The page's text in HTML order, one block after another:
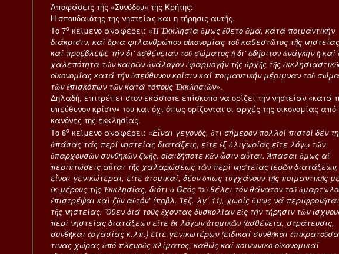
Αποφάσεις της «Συνόδου» της Κρήτης:
Η σπουδαιότης της νηστείας και η τήρησις αυτής.
Το 7ο κείμενο αναφέρει: «Ἡ Ἐκκλησία ὅμως ἔθετο ἅμα, κατά ποιμαντικήν
διάκρισιν, καί ὅρια φιλανθρώπου οἰκονομίας τοῦ καθεστῶτος τῆς
καί προέβλεψε τήν δι’ ἀσθένειαν τοῦ σώματος ἤ δι’ ἀδήριτον ἀνάγκην ἤ καί
χαλεπότητα τῶν καιρῶν ἀνάλογον ἐφαρμογήν τῆς ἀρχῆς τῆς
οἰκονομίας κατά τήν ὑπεύθυνον κρίσιν καί ποιμαντικήν μέριμναν τοῦ
τῶν ἐπισκόπων τῶν κατά τόπους Ἐκκλησιῶν».
Δηλαδή, επιτρέπει στον εκάστοτε επίσκοπο να ορίζει την νηστείαν «κατά
υπεύθυνον κρίσιν» του και όχι όπως ορίζονται οι αρχές της οικονομίας από
κανόνες της εκκλησίας.
Το 8ο κείμενο αναφέρει: «Εἶναι γεγονός, ὅτι σήμερον πολλοί πιστοί δέν
ἁπάσας τάς περί νηστείας διατάξεις, εἴτε ἐξ ὀλιγωρίας εἴτε λόγῳ τῶν
ὑπαρχουσῶν συνθηκῶν ζωῆς, οἱαιδήποτε κἄν ὦσιν αὗται. Ἅπασαι ὅμως αἱ
περιπτώσεις αὗται τῆς χαλαρώσεως τῶν περί νηστείας ἱερῶν διατάξεων,
εἶναι γενικώτεραι, εἴτε ἀτομικαί, δέον ὅπως τυγχάνουν τῆς ποιμαντικῆς
ἐκ μέρους τῆς Ἐκκλησίας, διότι ὁ Θεός “οὐ θέλει τόν θάνατον τοῦ
ἐπιστρέψαι καὶ ζῆν αὐτόν” (πρβλ. Ἰεζ. λγ΄,11), χωρίς ὅμως νά
τῆς νηστείας. Ὅθεν διά τούς ἔχοντας δυσκολίαν εἰς τήν τήρησιν τῶν
περί νηστείας διατάξεων εἴτε ἐκ λόγων ἀτομικῶν (ἀσθένεια, στράτευσις,
συνθῆκαι ἐργασίας κ.λπ.) εἴτε γενικωτέρων (εἰδικαί συνθῆκαι
τινας χώρας ἀπό πλευρᾶς κλίματος, καθώς καί κοινωνικο-οἰκονομικαί